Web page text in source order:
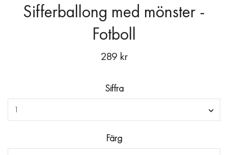
Sifferballong med mönster -
Fotboll
289 kr
Siffra
1
Färg